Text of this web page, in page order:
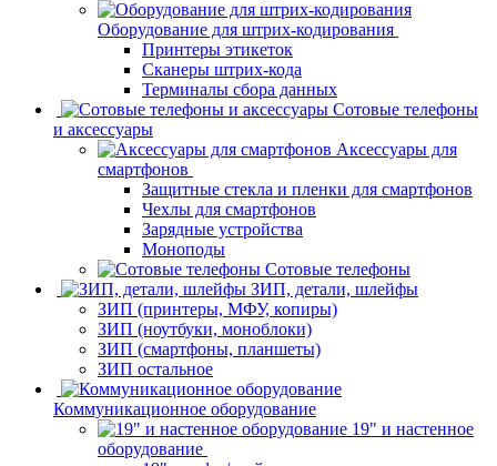
Оборудование для штрих-кодирования
Принтеры этикеток
Сканеры штрих-кода
Терминалы сбора данных
Сотовые телефоны
и аксессуары
Аксессуары для
смартфонов
Защитные стекла и пленки для смартфонов
Чехлы для смартфонов
Зарядные устройства
Моноподы
Сотовые телефоны
ЗИП, детали, шлейфы
ЗИП (принтеры, МФУ, копиры)
ЗИП (ноутбуки, моноблоки)
ЗИП (смартфоны, планшеты)
ЗИП остальное
Коммуникационное оборудование
19" и настенное
оборудование